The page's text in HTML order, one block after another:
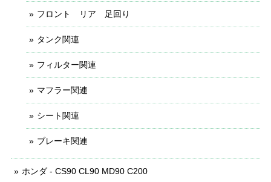
フロント リア 足回り
タンク関連
フィルター関連
マフラー関連
シート関連
ブレーキ関連
ホンダ - CS90 CL90 MD90 C200